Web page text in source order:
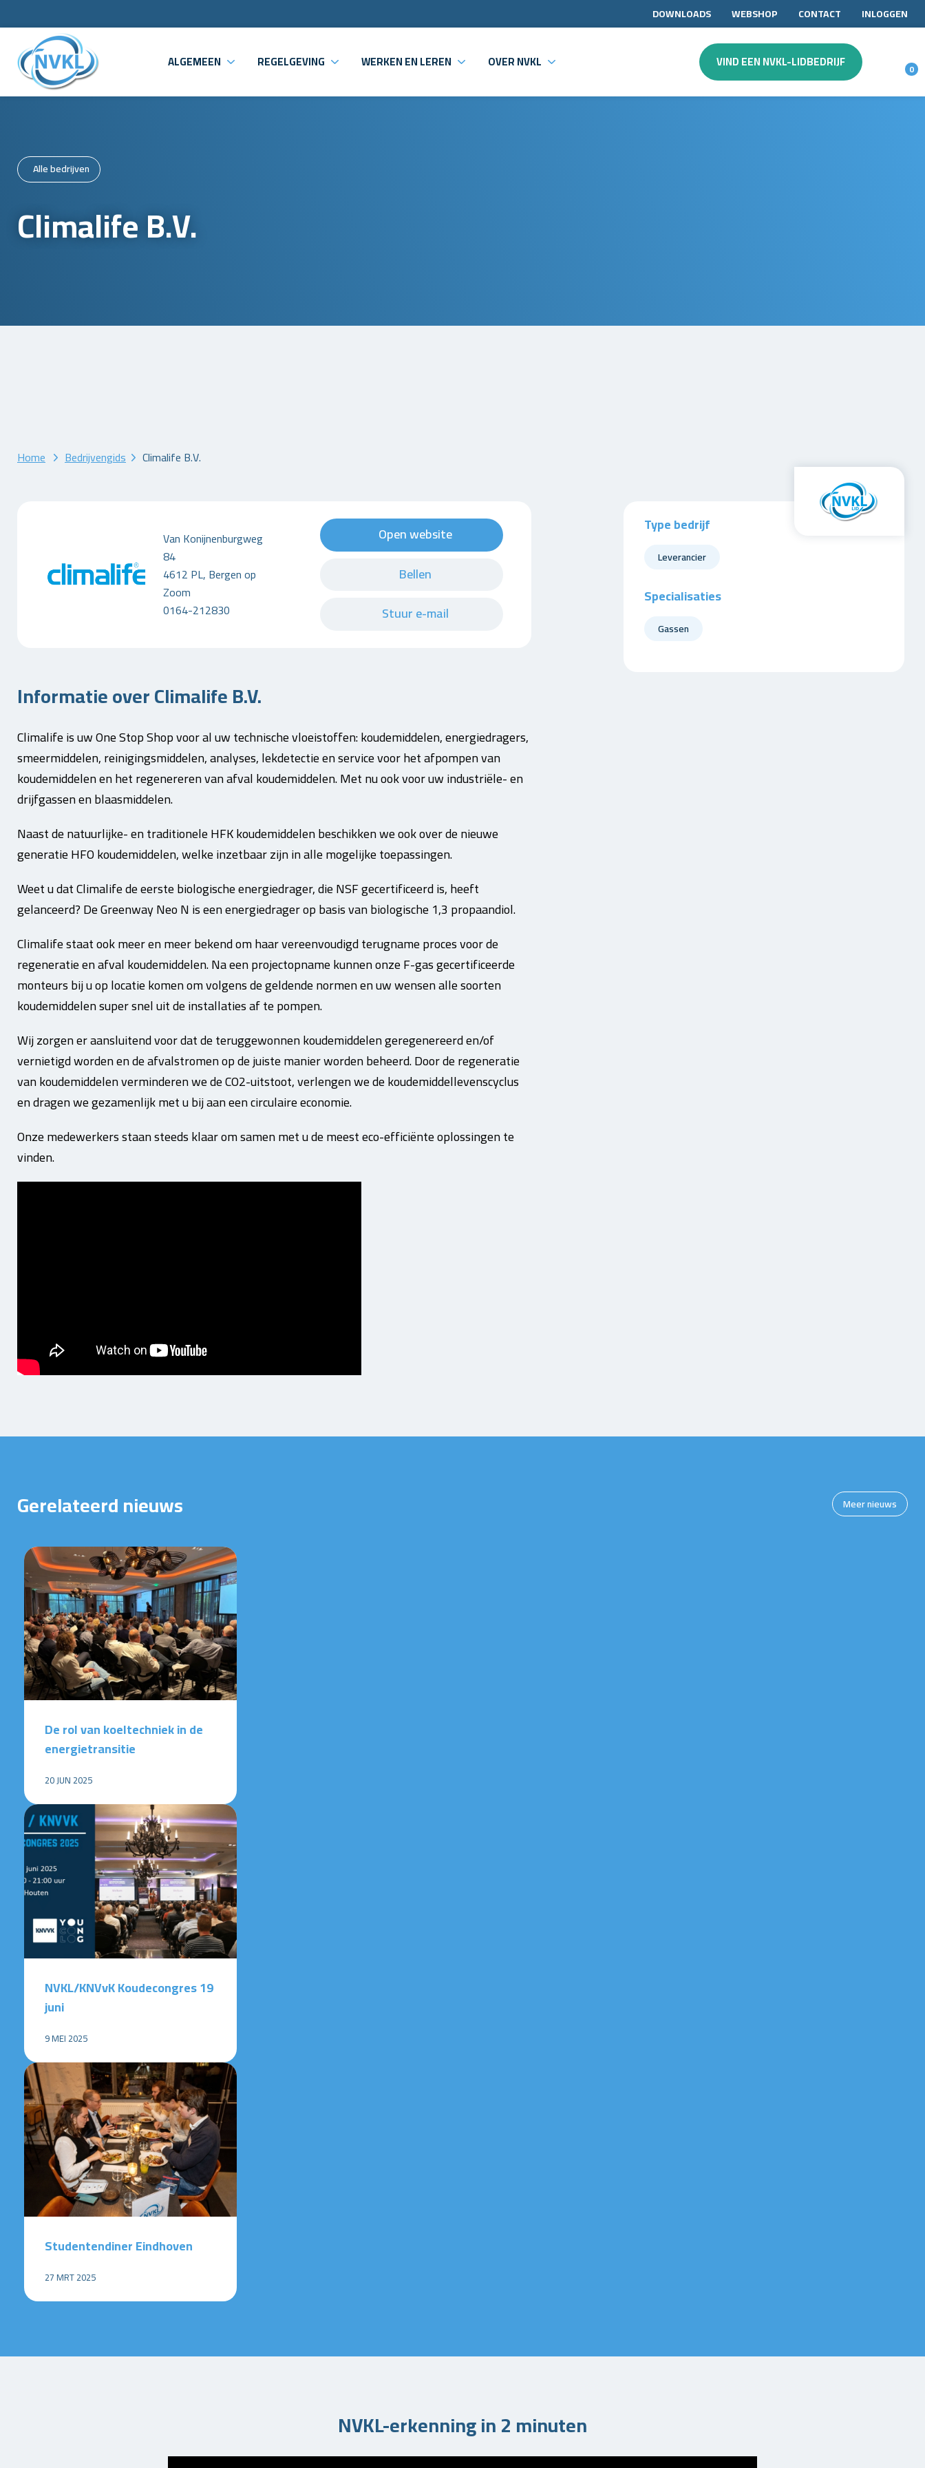
DOWNLOADS WEBSHOP CONTACT INLOGGEN
ALGEMEEN REGELGEVING WERKEN EN LEREN OVER NVKL VIND EEN NVKL-LIDBEDRIJF 0
Alle bedrijven
Climalife B.V.
Home Bedrijvengids Climalife B.V.
Van Konijnenburgweg
84
4612 PL, Bergen op
Zoom
0164-212830
Open website
Bellen
Stuur e-mail
Informatie over Climalife B.V.
Climalife is uw One Stop Shop voor al uw technische vloeistoffen: koudemiddelen, energiedragers,
smeermiddelen, reinigingsmiddelen, analyses, lekdetectie en service voor het afpompen van
koudemiddelen en het regenereren van afval koudemiddelen. Met nu ook voor uw industriële- en
drijfgassen en blaasmiddelen.
Naast de natuurlijke- en traditionele HFK koudemiddelen beschikken we ook over de nieuwe
generatie HFO koudemiddelen, welke inzetbaar zijn in alle mogelijke toepassingen.
Weet u dat Climalife de eerste biologische energiedrager, die NSF gecertificeerd is, heeft
gelanceerd? De Greenway Neo N is een energiedrager op basis van biologische 1,3 propaandiol.
Climalife staat ook meer en meer bekend om haar vereenvoudigd terugname proces voor de
regeneratie en afval koudemiddelen. Na een projectopname kunnen onze F-gas gecertificeerde
monteurs bij u op locatie komen om volgens de geldende normen en uw wensen alle soorten
koudemiddelen super snel uit de installaties af te pompen.
Wij zorgen er aansluitend voor dat de teruggewonnen koudemiddelen geregenereerd en/of
vernietigd worden en de afvalstromen op de juiste manier worden beheerd. Door de regeneratie
van koudemiddelen verminderen we de CO2-uitstoot, verlengen we de koudemiddellevenscyclus
en dragen we gezamenlijk met u bij aan een circulaire economie.
Onze medewerkers staan steeds klaar om samen met u de meest eco-efficiënte oplossingen te
vinden.
Type bedrijf
Leverancier
Specialisaties
Gassen
Gerelateerd nieuws Meer nieuws
De rol van koeltechniek in de
energietransitie
20 JUN 2025
NVKL/KNVvK Koudecongres 19
juni
9 MEI 2025
Studentendiner Eindhoven
27 MRT 2025
NVKL-erkenning in 2 minuten